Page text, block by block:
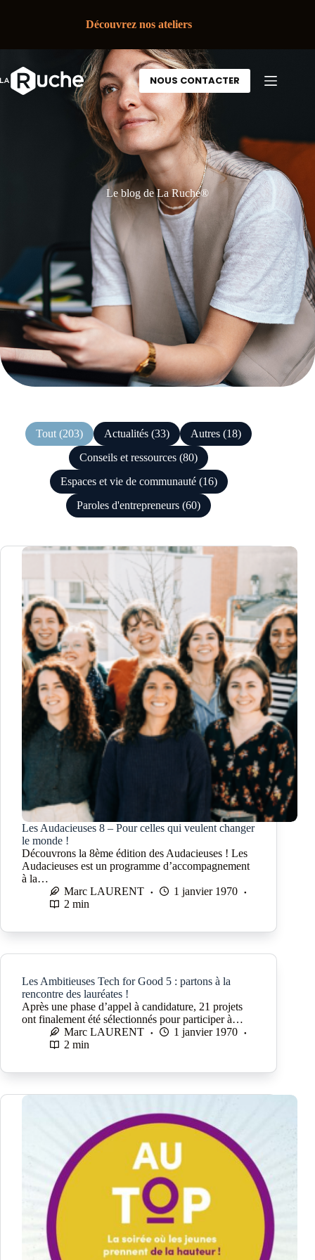
Découvrez nos ateliers
NOUS CONTACTER
Le blog de La Ruche®
Tout (203) Actualités (33)
Autres (18)
Conseils et ressources (80)
Espaces et vie de communauté (16)
Paroles d'entrepreneurs (60)
Les Audacieuses 8 – Pour celles qui veulent changer
le monde !
Découvrons la 8ème édition des Audacieuses ! Les
Audacieuses est un programme d’accompagnement
à la…
Marc LAURENT
1 janvier 1970
2 min
Les Ambitieuses Tech for Good 5 : partons à la
rencontre des lauréates !
Après une phase d’appel à candidature, 21 projets
ont finalement été sélectionnés pour participer à…
Marc LAURENT
1 janvier 1970
2 min